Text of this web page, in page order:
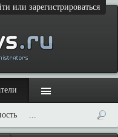
или зарегистрироваться
...